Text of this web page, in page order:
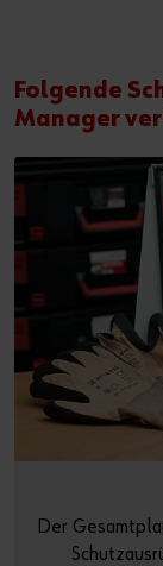
Folgende
Manager
Der